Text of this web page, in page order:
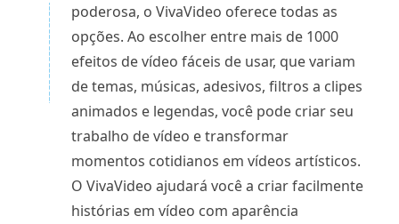
poderosa, o VivaVideo oferece todas as
opções. Ao escolher entre mais de 1000
efeitos de vídeo fáceis de usar, que variam
de temas, músicas, adesivos, filtros a clipes
animados e legendas, você pode criar seu
trabalho de vídeo e transformar
momentos cotidianos em vídeos artísticos.
O VivaVideo ajudará você a criar facilmente
histórias em vídeo com aparência